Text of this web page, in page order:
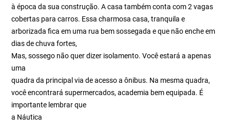
à época da sua construção. A casa também conta com 2 vagas
cobertas para carros. Essa charmosa casa, tranquila e
arborizada fica em uma rua bem sossegada e que não enche em
dias de chuva fortes,
Mas, sossego não quer dizer isolamento. Você estará a apenas
uma
quadra da principal via de acesso a ônibus. Na mesma quadra,
você encontrará supermercados, academia bem equipada. É
importante lembrar que
a Náutica